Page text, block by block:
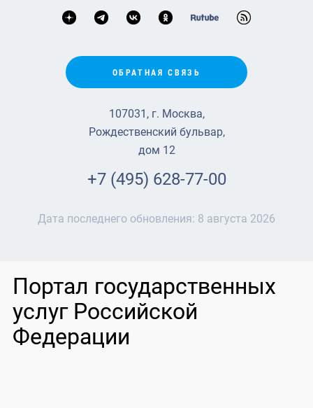
ОБРАТНАЯ СВЯЗЬ
107031, г. Москва,
Рождественский бульвар,
дом 12
+7 (495) 628-77-00
Дата последнего обновления: 8 августа 2026
Портал государственных
услуг Российской
Федерации